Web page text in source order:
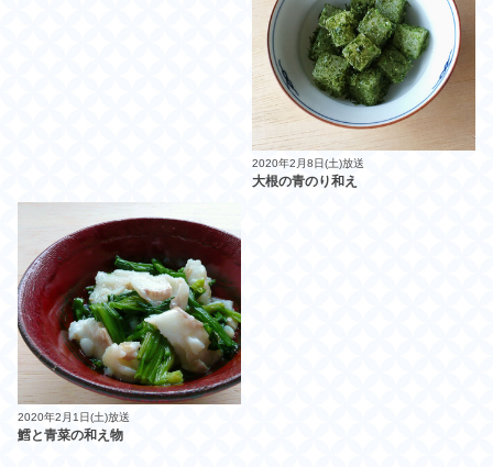
2020年2月8日(土)放送
大根の青のり和え
2020年2月1日(土)放送
鱈と青菜の和え物